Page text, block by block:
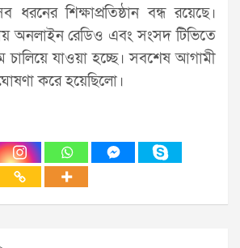
শিক্ষাপ্রতিষ্ঠান বন্ধ রয়েছে।
অনলাইন রেডিও এবং সংসদ টিভিতে
চালিয়ে যাওয়া হচ্ছে। সবশেষ আগামী
করে হয়েছিলো।